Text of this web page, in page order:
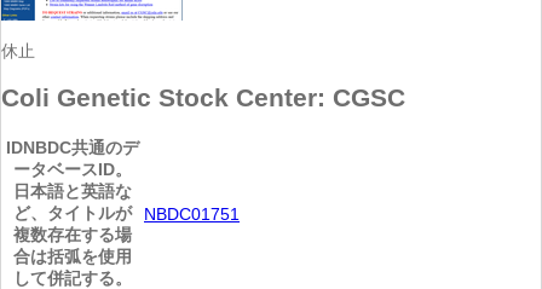
休止
Coli Genetic Stock Center: CGSC
IDNBDC共通のデ
ータベースID。
日本語と英語な
ど、タイトルが
複数存在する場
合は括弧を使用
して併記する。
NBDC01751